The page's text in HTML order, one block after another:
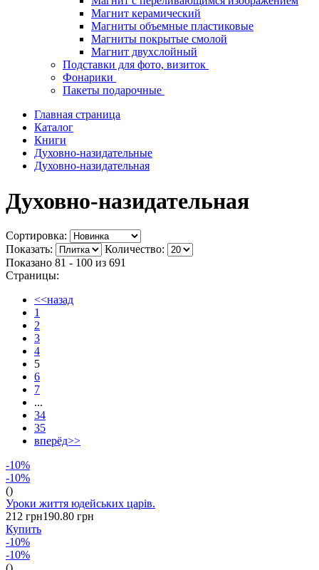
Магнит керамический
Магниты объемные пластиковые
Магниты покрытые смолой
Магнит двухслойный
Подставки для фото, визиток
Фонарики
Пакеты подарочные
Главная страница
Каталог
Книги
Духовно-назидательные
Духовно-назидательная
Духовно-назидательная
Сортировка:
Показать:
Количество:
Показано 81 - 100 из 691
Страницы:
<<назад
1
2
3
4
5
6
7
...
34
35
вперёд>>
-10%
-10%
()
Уроки життя юдейських царів.
212 грн190.80 грн
Купить
-10%
-10%